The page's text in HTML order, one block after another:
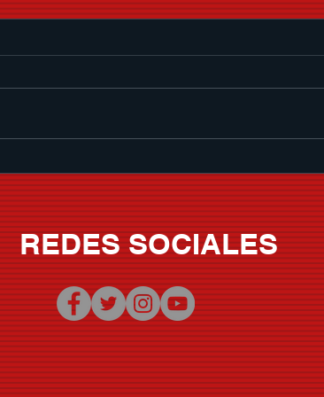
sonora al verano con "Que
Nivel De Borrachera"
REDES SOCIALES